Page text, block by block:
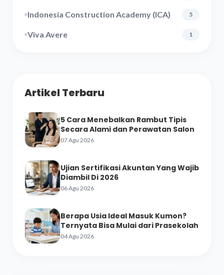
Indonesia Construction Academy (ICA) 5
Viva Avere 1
Artikel Terbaru
5 Cara Menebalkan Rambut Tipis
Secara Alami dan Perawatan Salon
07 Agu 2026
Ujian Sertifikasi Akuntan Yang Wajib
Diambil Di 2026
06 Agu 2026
Berapa Usia Ideal Masuk Kumon?
Ternyata Bisa Mulai dari Prasekolah
04 Agu 2026